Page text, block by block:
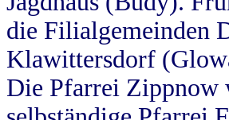
die Filialgemeinden
Klawittersdorf
Die Pfarrei Zippnow